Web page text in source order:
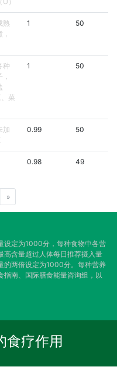
熟
1 50
种
、菜
1 50
加
0.99 50
0.98 49
»
设定为1000分，每种食物中各营
高含量超过人体每日推荐摄入量
的两倍设定为1000分。每种营养
指南、国际膳食能量咨询组，以
食疗作用